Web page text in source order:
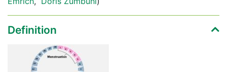
Ratgeber
Rubriken
Definition